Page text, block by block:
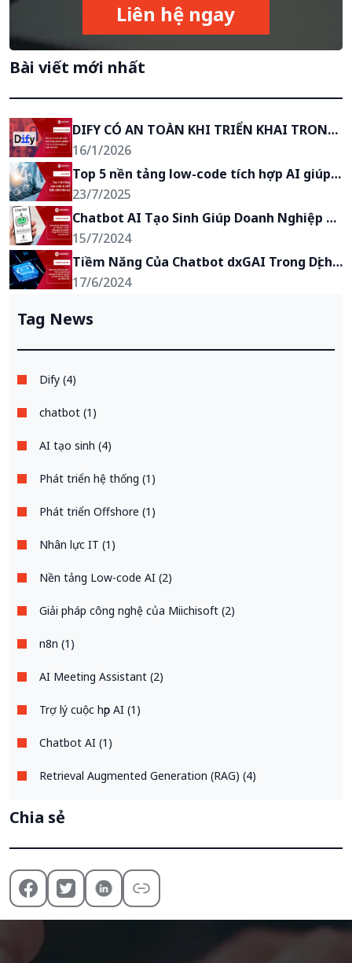
Liên hệ ngay
Bài viết mới nhất
DIFY CÓ AN TOÀN KHI TRIỂN KHAI TRONG
DOANH NGHIỆP KHÔNG? 3 RỦI RO BẢO
MẬT CỦA DIFY & BIỆN PHÁP ĐẢM BẢO DỮ
LIỆU LUÔN AN TOÀN
16/1/2026
Top 5 nền tảng low-code tích hợp AI giúp
tăng tốc triển khai, bứt phá hiệu suất cho
doanh nghiệp
23/7/2025
Chatbot AI Tạo Sinh Giúp Doanh Nghiệp
Thành Công Như Thế Nào?
15/7/2024
Tiềm Năng Của Chatbot dxGAI Trong Dịch
Vụ Khách Hàng Và Đào Tạo Nhân Viên
17/6/2024
Tag News
Dify (4)
chatbot (1)
AI tạo sinh (4)
Phát triển hệ thống (1)
Phát triển Offshore (1)
Nhân lực IT (1)
Nền tảng Low-code AI (2)
Giải pháp công nghệ của Miichisoft (2)
n8n (1)
AI Meeting Assistant (2)
Trợ lý cuộc họp AI (1)
Chatbot AI (1)
Retrieval Augmented Generation (RAG) (4)
Chia sẻ